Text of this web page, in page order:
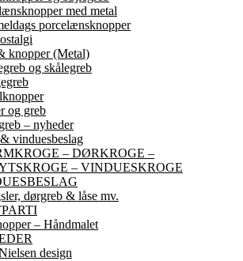
med metal
porcelænsknopper
knopper (Metal)
og skålegreb
og greb
– nyheder
vinduesbeslag
– DØRKROGE –
– VINDUESKROGE
dørgreb & låse mv.
– Håndmalet
design